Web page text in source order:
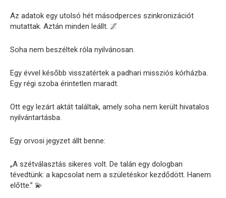
Az adatok egy utolsó hét másodperces szinkronizációt
mutattak. Aztán minden leállt. 🌌
Soha nem beszéltek róla nyilvánosan.
Egy évvel később visszatértek a padhari missziós kórházba.
Egy régi szoba érintetlen maradt.
Ott egy lezárt aktát találtak, amely soha nem került hivatalos
nyilvántartásba.
Egy orvosi jegyzet állt benne:
„A szétválasztás sikeres volt. De talán egy dologban
tévedtünk: a kapcsolat nem a születéskor kezdődött. Hanem
előtte.” 💫